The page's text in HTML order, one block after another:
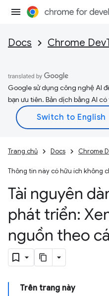
Docs Chrome
Google sử dụng công nghệ AI
bạn ưu tiên. Bản dịch bằng AI
Trang chủ Docs Chrome
Thông tin này có hữu ích không
Tài nguyên
phát triển:
nguồn theo
Trên trang này